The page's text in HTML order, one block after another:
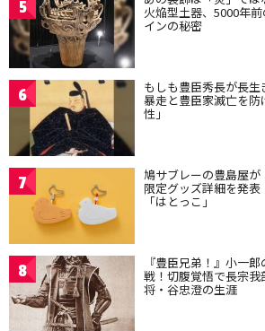
5 火焔型土器、5000年
インの秘密
6 もしも豊臣秀長が長
暴走と豊臣家滅亡を
性」
7 鳩サブレーの豊島屋が
限定グッズ詳細を発
「はとっこ」
8 『豊臣兄弟！』小一
戦！切腹覚悟で長宗
将・谷忠澄の生涯